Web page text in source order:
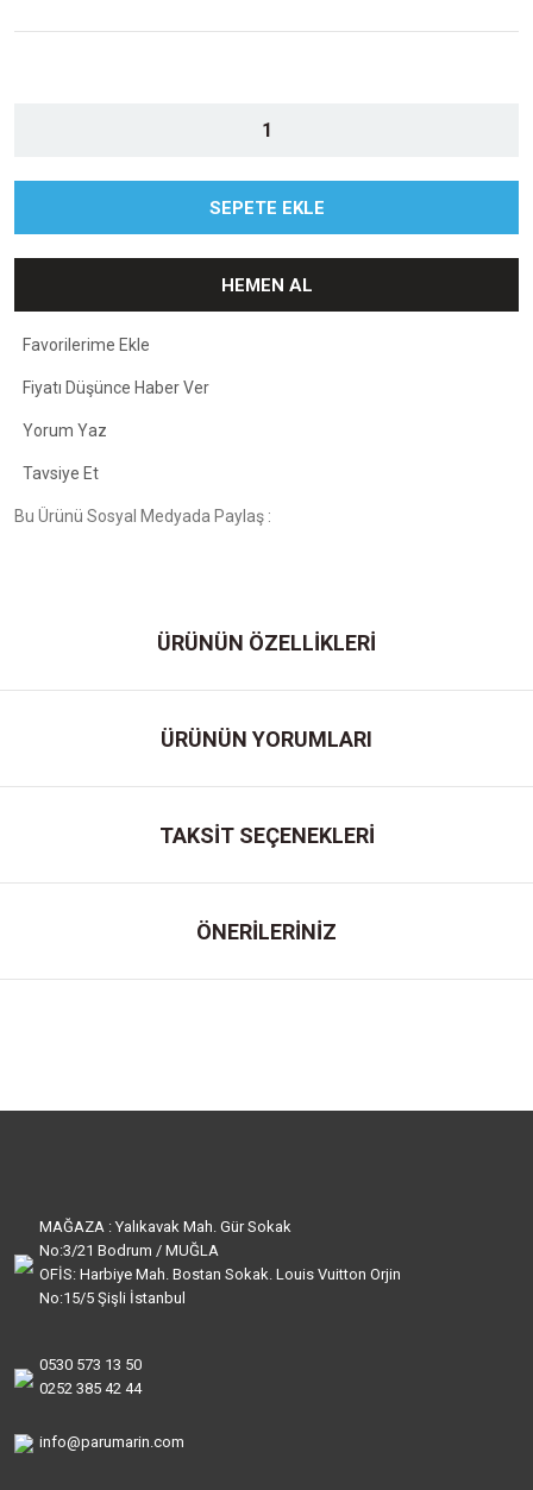
SEPETE EKLE
HEMEN AL
Fiyatı Düşünce Haber Ver
Yorum Yaz
Tavsiye Et
Bu Ürünü Sosyal Medyada Paylaş :
ÜRÜNÜN ÖZELLİKLERİ
ÜRÜNÜN YORUMLARI
TAKSİT SEÇENEKLERİ
ÖNERİLERİNİZ
MAĞAZA : Yalıkavak Mah. Gür Sokak
No:3/21 Bodrum / MUĞLA
OFİS: Harbiye Mah. Bostan Sokak. Louis Vuitton Orjin
No:15/5 Şişli İstanbul
0530 573 13 50
0252 385 42 44
info@parumarin.com